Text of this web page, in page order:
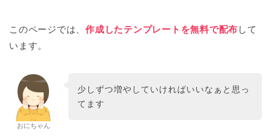
このページでは、作成したテンプレートを無料で配布 して
います。
おにちゃん
少しずつ増やしていければいいなぁと思っ
てます